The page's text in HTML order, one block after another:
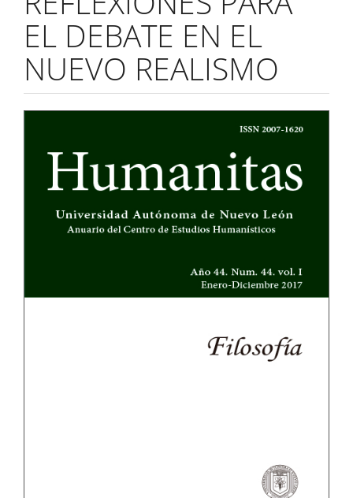
EL DEBATE EN EL
NUEVO REALISMO
Barra
lateral
del
artículo